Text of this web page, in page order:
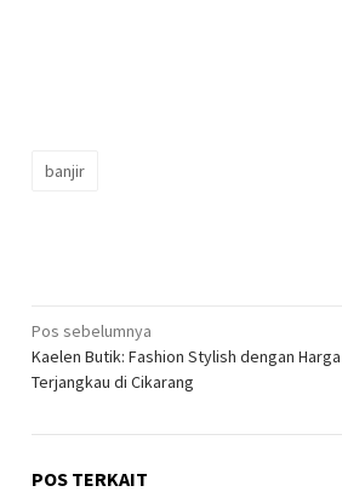
banjir
Navigasi
pos
Pos sebelumnya
Kaelen Butik: Fashion Stylish dengan Harga
Terjangkau di Cikarang
POS TERKAIT